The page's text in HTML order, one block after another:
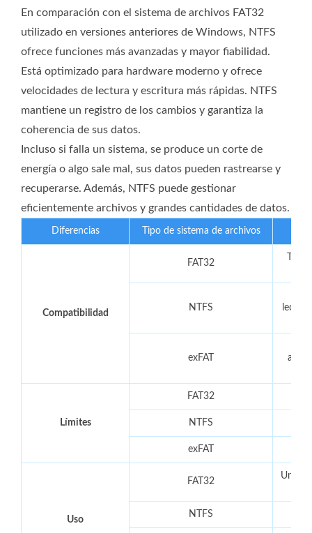
En comparación con el sistema de archivos FAT32
utilizado en versiones anteriores de Windows, NTFS
ofrece funciones más avanzadas y mayor fiabilidad.
Está optimizado para hardware moderno y ofrece
velocidades de lectura y escritura más rápidas. NTFS
mantiene un registro de los cambios y garantiza la
coherencia de sus datos.
Incluso si falla un sistema, se produce un corte de
energía o algo sale mal, sus datos pueden rastrearse y
recuperarse. Además, NTFS puede gestionar
eficientemente archivos y grandes cantidades de datos.
Diferencias Tipo de sistema de archivos
Compatibilidad
FAT32
NTFS
exFAT
Límites
FAT32
NTFS
exFAT
Uso
FAT32
NTFS